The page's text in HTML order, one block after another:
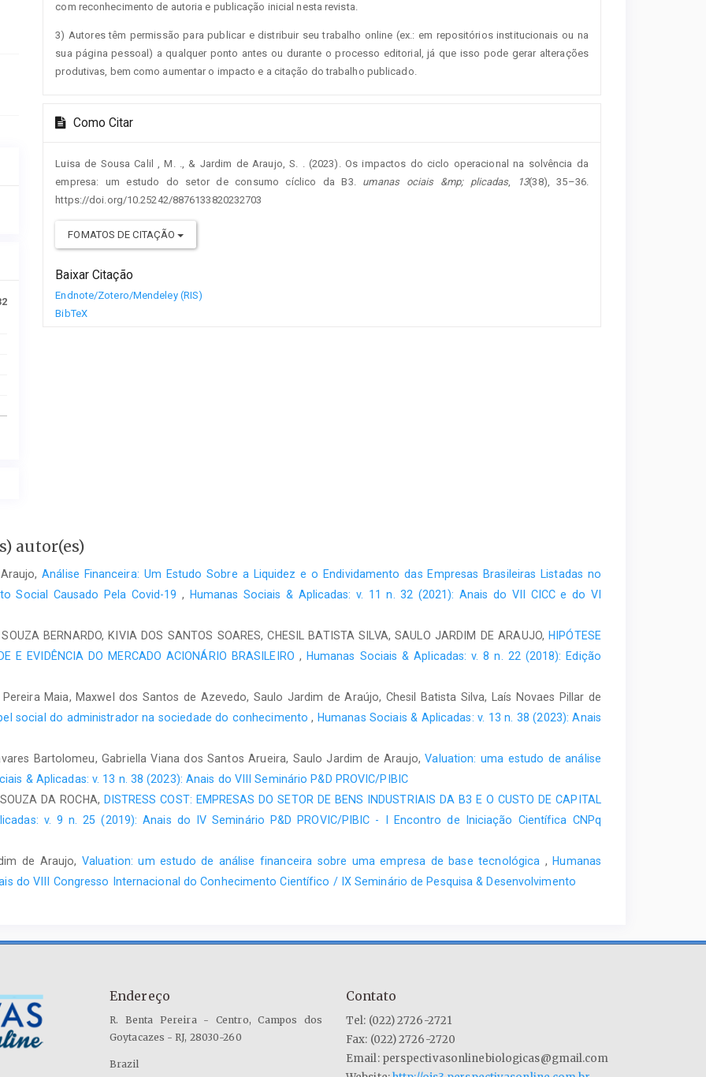
com reconhecimento de autoria e publicação inicial nesta revista.
3) Autores têm permissão para publicar e distribuir seu trabalho online (ex.: em repositórios institucionais ou na
sua página pessoal) a qualquer ponto antes ou durante o processo editorial, já que isso pode gerar alterações
produtivas, bem como aumentar o impacto e a citação do trabalho publicado.
Como Citar
Luisa de Sousa Calil , M. ., & Jardim de Araujo, S. . (2023). Os impactos do ciclo operacional na solvência da
empresa: um estudo do setor de consumo cíclico da B3. umanas ociais &mp; plicadas, 13(38), 35–36.
https://doi.org/10.25242/8876133820232703
FOMATOS DE CITAÇÃO
Baixar Citação
Endnote/Zotero/Mendeley (RIS)
BibTeX
autor(es)
Araujo,Análise Financeira: Um Estudo Sobre a Liquidez e o Endividamento das Empresas Brasileiras Listadas no
Social Causado Pela Covid-19 ,
Humanas Sociais & Aplicadas: v. 11 n. 32 (2021): Anais do VII CICC e do VI
BERNARDO, KIVIA DOS SANTOS SOARES, CHESIL BATISTA SILVA, SAULO JARDIM DE ARAUJO, HIPÓTESE
E EVIDÊNCIA DO MERCADO ACIONÁRIO BRASILEIRO , Humanas Sociais & Aplicadas: v. 8 n. 22 (2018): Edição
Maia, Maxwel dos Santos de Azevedo, Saulo Jardim de Araújo, Chesil Batista Silva, Laís Novaes Pillar de
social do administrador na sociedade do conhecimento, Humanas Sociais & Aplicadas: v. 13 n. 38 (2023): Anais
Bartolomeu, Gabriella Viana dos Santos Arueira, Saulo Jardim de Araujo,Valuation: uma estudo de análise
& Aplicadas: v. 13 n. 38 (2023): Anais do VIII Seminário P&D PROVIC/PIBIC
DA ROCHA, DISTRESS COST: EMPRESAS DO SETOR DE BENS INDUSTRIAIS DA B3 E O CUSTO DE CAPITAL
v. 9 n. 25 (2019): Anais do IV Seminário P&D PROVIC/PIBIC - I Encontro de Iniciação Científica CNPq
de Araujo, Valuation: um estudo de análise financeira sobre uma empresa de base tecnológica , Humanas
do VIII Congresso Internacional do Conhecimento Científico / IX Seminário de Pesquisa & Desenvolvimento
Endereço
R. Benta Pereira - Centro, Campos dos
Goytacazes - RJ, 28030-260
Brazil
Contato
Tel: (022) 2726-2721
Fax: (022) 2726-2720
Email: perspectivasonlinebiologicas@gmail.com